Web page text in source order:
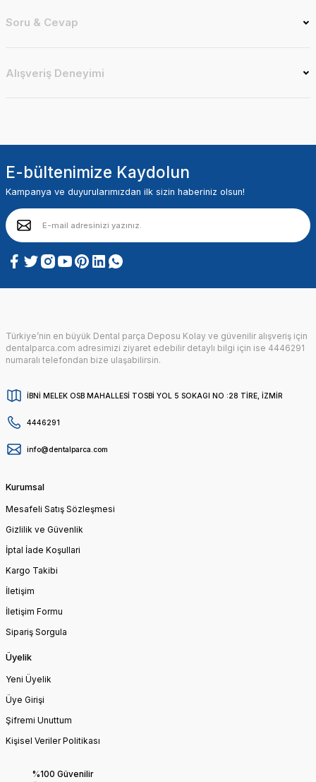
Soru & Cevap
Alışveriş Deneyimi
E-bültenimize Kaydolun
Kampanya ve duyurularımızdan ilk sizin haberiniz olsun!
Türkiye’nin en büyük Dental parça Deposu Kolay ve güvenilir alışveriş için
dentalparca.com adresimizi ziyaret edebilir detaylı bilgi için ise 4446291
numaralı telefondan bize ulaşabilirsin.
İBNİ MELEK OSB MAHALLESİ TOSBİ YOL 5 SOKAGI NO :28 TİRE, İZMİR
4446291
info@dentalparca.com
Kurumsal
Mesafeli Satış Sözleşmesi
Gizlilik ve Güvenlik
İptal İade Koşullari
Kargo Takibi
İletişim
İletişim Formu
Sipariş Sorgula
Üyelik
Yeni Üyelik
Üye Girişi
Şifremi Unuttum
Kişisel Veriler Politikası
%100 Güvenilir